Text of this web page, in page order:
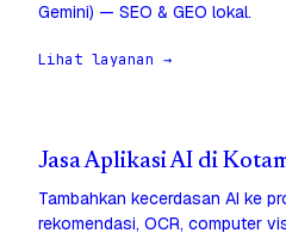
Gemini) — SEO & GEO lokal.
Lihat layanan →
Jasa Aplikasi AI di
Tambahkan kecerdasan AI ke
rekomendasi, OCR, computer